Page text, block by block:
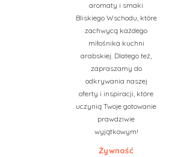
aromaty i smaki
Bliskiego Wschodu, które
zachwycą każdego
miłośnika kuchni
arabskiej. Dlatego też,
zapraszamy do
odkrywania naszej
oferty i inspiracji, które
uczynią Twoje gotowanie
prawdziwie
wyjątkowym!
Żywność